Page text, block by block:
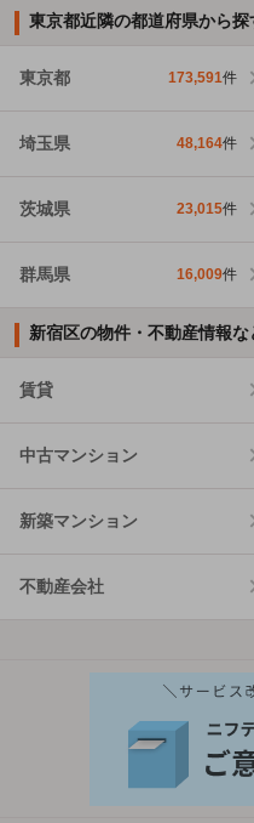
東京都近隣の都道府県から探
東京都 173,591件
埼玉県 48,164件
茨城県 23,015件
群馬県 16,009件
新宿区の物件・不動産情報
賃貸
中古マンション
新築マンション
不動産会社